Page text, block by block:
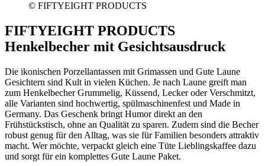
© FIFTYEIGHT PRODUCTS
FIFTYEIGHT PRODUCTS
Henkelbecher mit Gesichtsausdruck
Die ikonischen Porzellantassen mit Grimassen und Gute Laune
Gesichtern sind Kult in vielen Küchen. Je nach Laune greift man
zum Henkelbecher Grummelig, Küssend, Lecker oder Verschmitzt,
alle Varianten sind hochwertig, spülmaschinenfest und Made in
Germany. Das Geschenk bringt Humor direkt an den
Frühstückstisch, ohne an Qualität zu sparen. Zudem sind die Becher
robust genug für den Alltag, was sie für Familien besonders attraktiv
macht. Wer möchte, verpackt gleich eine Tüte Lieblingskaffee dazu
und sorgt für ein komplettes Gute Laune Paket.